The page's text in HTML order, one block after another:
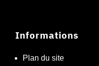
Informations
Plan du site